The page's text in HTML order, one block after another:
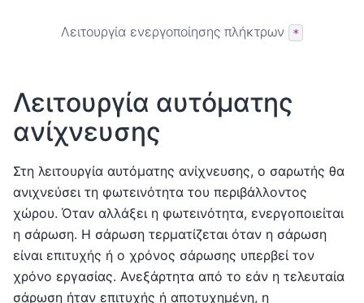
Λειτουργία ενεργοποίησης πλήκτρων *
Λειτουργία αυτόματης
ανίχνευσης
Στη λειτουργία αυτόματης ανίχνευσης, ο σαρωτής θα
ανιχνεύσει τη φωτεινότητα του περιβάλλοντος
χώρου. Όταν αλλάξει η φωτεινότητα, ενεργοποιείται
η σάρωση. Η σάρωση τερματίζεται όταν η σάρωση
είναι επιτυχής ή ο χρόνος σάρωσης υπερβεί τον
χρόνο εργασίας. Ανεξάρτητα από το εάν η τελευταία
σάρωση ήταν επιτυχής ή αποτυχημένη, η